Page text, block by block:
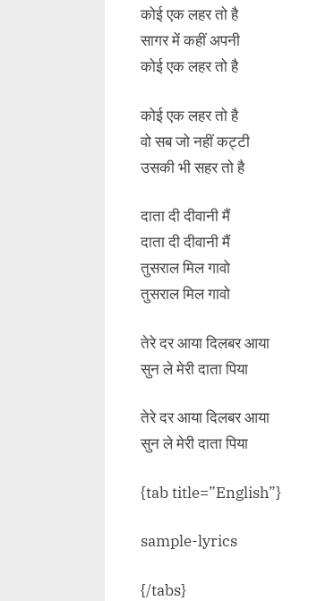
कोई एक लहर तो है
सागर में कहीं अपनी
कोई एक लहर तो है
कोई एक लहर तो है
वो सब जो नहीं कट्टी
उसकी भी सहर तो है
दाता दी दीवानी मैं
दाता दी दीवानी मैं
तुसराल मिल गावो
तुसराल मिल गावो
तेरे दर आया दिलबर आया
सुन ले मेरी दाता पिया
तेरे दर आया दिलबर आया
सुन ले मेरी दाता पिया
{tab title=”English”}
sample-lyrics
{/tabs}